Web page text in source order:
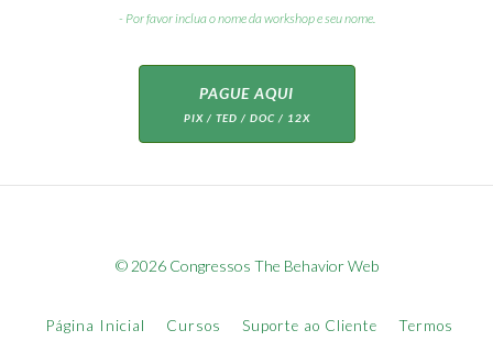
- Por favor inclua o nome da workshop e seu nome.
PAGUE AQUI
PIX / TED / DOC / 12X
© 2026 Congressos The Behavior Web
Página Inicial Cursos Suporte ao Cliente Termos